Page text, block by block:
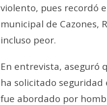
violento, pues recordó
municipal de Cazones,
incluso peor.
En entrevista, aseguró
ha solicitado seguridad
fue abordado por